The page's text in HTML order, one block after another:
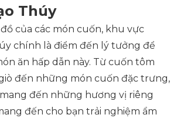
Thúy
của các món cuốn, khu vực
chính là điểm đến lý tưởng để
ăn hấp dẫn này. Từ cuốn tôm
đến những món cuốn đặc trưng,
đến những hương vị riêng
đến cho bạn trải nghiệm ẩm